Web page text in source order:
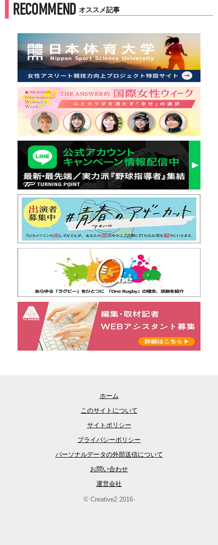
RECOMMEND オススメ記事
ホーム
このサイトについて
サイトポリシー
プライバシーポリシー
パーソナルデータの外部送信について
お問い合わせ
運営会社
© Creative2 2016-